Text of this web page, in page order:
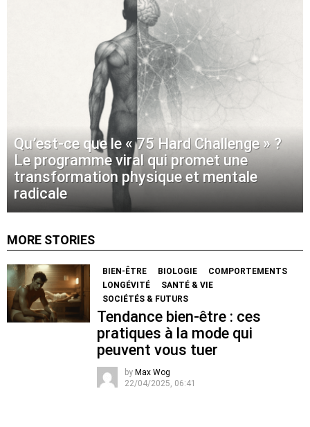
Qu’est-ce que le « 75 Hard Challenge » ?
Le programme viral qui promet une
transformation physique et mentale
radicale
MORE STORIES
BIEN-ÊTRE BIOLOGIE
COMPORTEMENTS
LONGÉVITÉ
SANTÉ & VIE
SOCIÉTÉS & FUTURS
Tendance bien-être : ces
pratiques à la mode qui
peuvent vous tuer
by Max Wog
22/04/2025, 06:41